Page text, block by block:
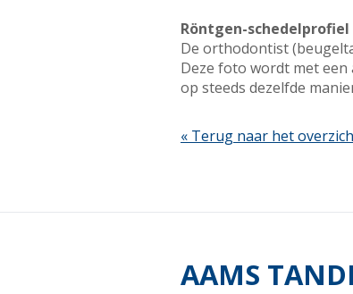
Röntgen-
De orthodontist
Deze foto wordt met
op steeds dezelfde
« Terug naar het
AAMS